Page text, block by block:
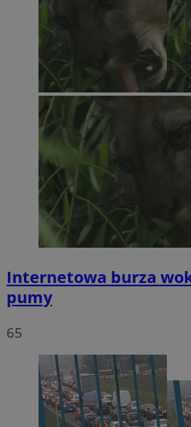
Internetowa burza
pumy
65